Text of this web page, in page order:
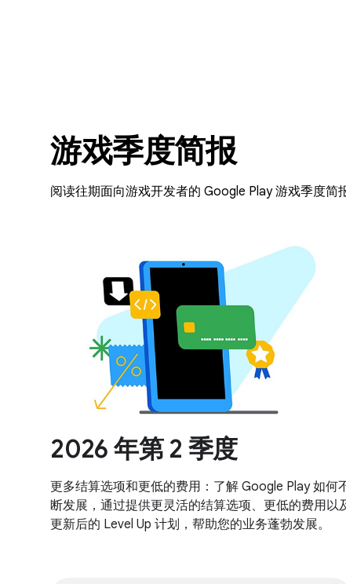
游戏季度简报
阅读往期面向游戏开发者的 Google Play 游戏季度简报
2026 年第 2 季度
更多结算选项和更低的费用：了解 Google Play 如何
断发展，通过提供更灵活的结算选项、更低的费用以
更新后的 Level Up 计划，帮助您的业务蓬勃发展。